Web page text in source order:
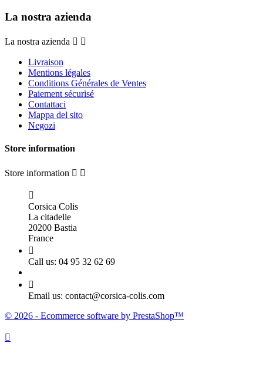
La nostra azienda
La nostra azienda  
Livraison
Mentions légales
Conditions Générales de Ventes
Paiement sécurisé
Contattaci
Mappa del sito
Negozi
Store information
Store information  

Corsica Colis
La citadelle
20200 Bastia
France

Call us: 04 95 32 62 69

Email us: contact@corsica-colis.com
© 2026 - Ecommerce software by PrestaShop™
